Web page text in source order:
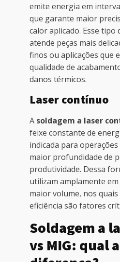
emite energia em
que garante maior
calor aplicado. Esse tipo
atende peças mais
finos ou aplicações que
qualidade de
danos térmicos.
Laser contínuo
A soldagem a laser
feixe constante de
indicada para
maior profundidade de
produtividade. Dessa
utilizam amplamente
maior volume, nos quais
eficiência são fatores
Soldagem a
vs MIG: qual a